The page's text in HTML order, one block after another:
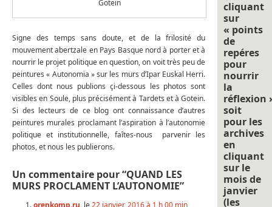
Gotein
Signe des temps sans doute, et de la frilosité du
mouvement abertzale en Pays Basque nord à porter et à
nourrir le projet politique en question, on voit très peu de
peintures « Autonomia » sur les murs d’Ipar Euskal Herri.
Celles dont nous publions çi-dessous les photos sont
visibles en Soule, plus précisément à Tardets et à Gotein.
Si des lecteurs de ce blog ont connaissance d’autres
peintures murales proclamant l’aspiration à l’autonomie
politique et institutionnelle, faîtes-nous parvenir les
photos, et nous les publierons.
Un commentaire pour “QUAND LES
MURS PROCLAMENT L’AUTONOMIE”
cliquant
sur
« points
de
repéres
pour
nourrir
la
réflexion
soit
pour les
archives
en
cliquant
sur le
mois de
janvier
(les